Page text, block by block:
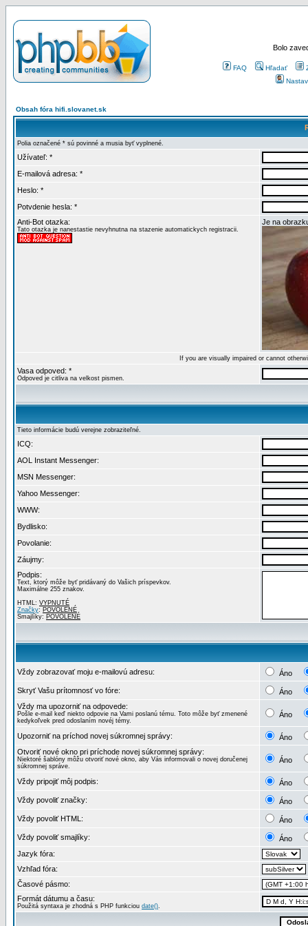
Bolo
FAQ Hľadať
Obsah fóra hifi.slovanet.sk
Polia označené * sú povinné a musia byť vyplnené.
Užívateľ: *
E-mailová adresa: *
Heslo: *
Potvdenie hesla: *
Anti-Bot otazka:
Tato otazka je nanestastie nevyhnutna na stazenie automatickych registracii.
Je na
If you are visually impaired or cannot
Vasa odpoved: *
Odpoved je citliva na velkost pismen.
Tieto informácie budú verejne zobraziteľné.
ICQ:
AOL Instant Messenger:
MSN Messenger:
Yahoo Messenger:
WWW:
Bydlisko:
Povolanie:
Záujmy:
Podpis:
Text, ktorý môže byť pridávaný do Vašich príspevkov.
Maximálne 255 znakov.
HTML: VYPNUTÉ
Značky: POVOLENÉ
Smajlíky: POVOLENÉ
Vždy zobrazovať moju e-mailovú adresu: Áno
Skryť Vašu prítomnosť vo fóre:
Áno
Vždy ma upozorniť na odpovede:
Pošle e-mail keď niekto odpovie na Vami poslanú tému. Toto môže byť zmenené
kedykoľvek pred odoslaním novéj témy.
Áno
Upozorniť na príchod novej súkromnej správy:
Áno
Otvoriť nové okno pri príchode novej súkromnej správy:
Niektoré šablóny môžu otvoriť nové okno, aby Vás informovali o novej doručenej
súkromnej správe.
Áno
Vždy pripojiť môj podpis: Áno
Vždy povoliť značky: Áno
Vždy povoliť HTML: Áno
Vždy povoliť smajlíky:
Áno
Jazyk fóra:
Vzhľad fóra:
Časové pásmo:
Formát dátumu a času:
Použitá syntaxa je zhodná s PHP funkciou date().